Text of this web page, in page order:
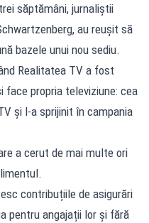
săptămâni, jurnaliștii
au reușit să
bazele unui nou sediu.
Realitatea TV a fost
face propria televiziune: cea
și l-a sprijinit în campania
a cerut de mai multe ori
contribuțiile de asigurări
pentru angajații lor și fără